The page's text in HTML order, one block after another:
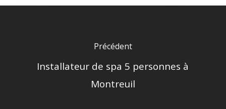
Précédent
Installateur de spa 5 personnes à
Montreuil